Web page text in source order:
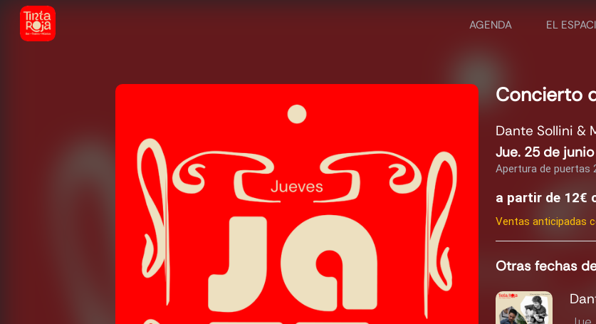
AGENDA EL
Concierto
Dante Sollini &
Jue. 25 de
Apertura de puertas
a partir de 12€
Ventas anticipadas
Otras fechas